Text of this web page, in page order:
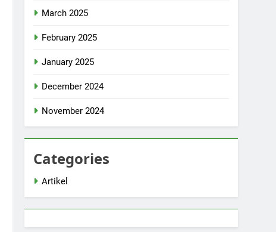
March 2025
February 2025
January 2025
December 2024
November 2024
Categories
Artikel